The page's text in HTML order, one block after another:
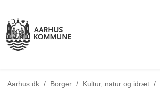
Aarhus.dk / Borger / Kultur, natur og idræt /